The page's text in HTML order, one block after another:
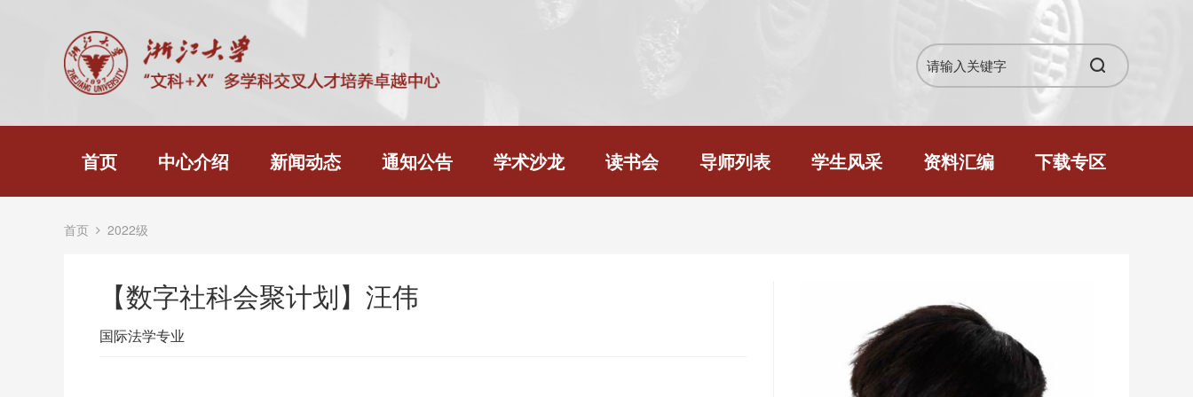
首页 中心介绍 新闻动态 通知公告 学术沙龙 读书会 导师列表 学生风采 资料汇编 下载专区
首页 2022级
【数字社科会聚计划】汪伟
国际法学专业